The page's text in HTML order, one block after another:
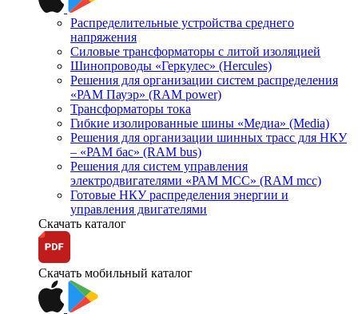
Распределительные устройства среднего
напряжения
Силовые трансформаторы с литой изоляцией
Шинопроводы «Геркулес» (Hercules)
Решения для организации систем распределения
«РАМ Пауэр» (RAM power)
Трансформаторы тока
Гибкие изолированные шины «Медиа» (Media)
Решения для организации шинных трасс для НКУ
– «РАМ бас» (RAM bus)
Решения для систем управления
электродвигателями «РАМ МСС» (RAM mcc)
Готовые НКУ распределения энергии и
управления двигателями
Скачать каталог
Скачать мобильный каталог